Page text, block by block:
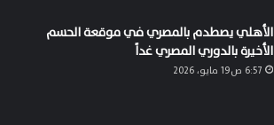
الأهلي يصطدم بالمصري في موقعة الحسم
الأخيرة بالدوري المصري غداً
6:57 ص19 مايو، 2026